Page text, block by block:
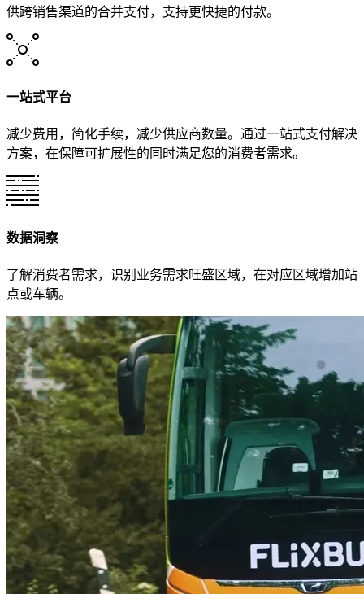
供跨销售渠道的合并支付，支持更快捷的付款。
一站式平台
减少费用，简化手续，减少供应商数量。通过一站式支付解决
方案，在保障可扩展性的同时满足您的消费者需求。
数据洞察
了解消费者需求，识别业务需求旺盛区域，在对应区域增加站
点或车辆。